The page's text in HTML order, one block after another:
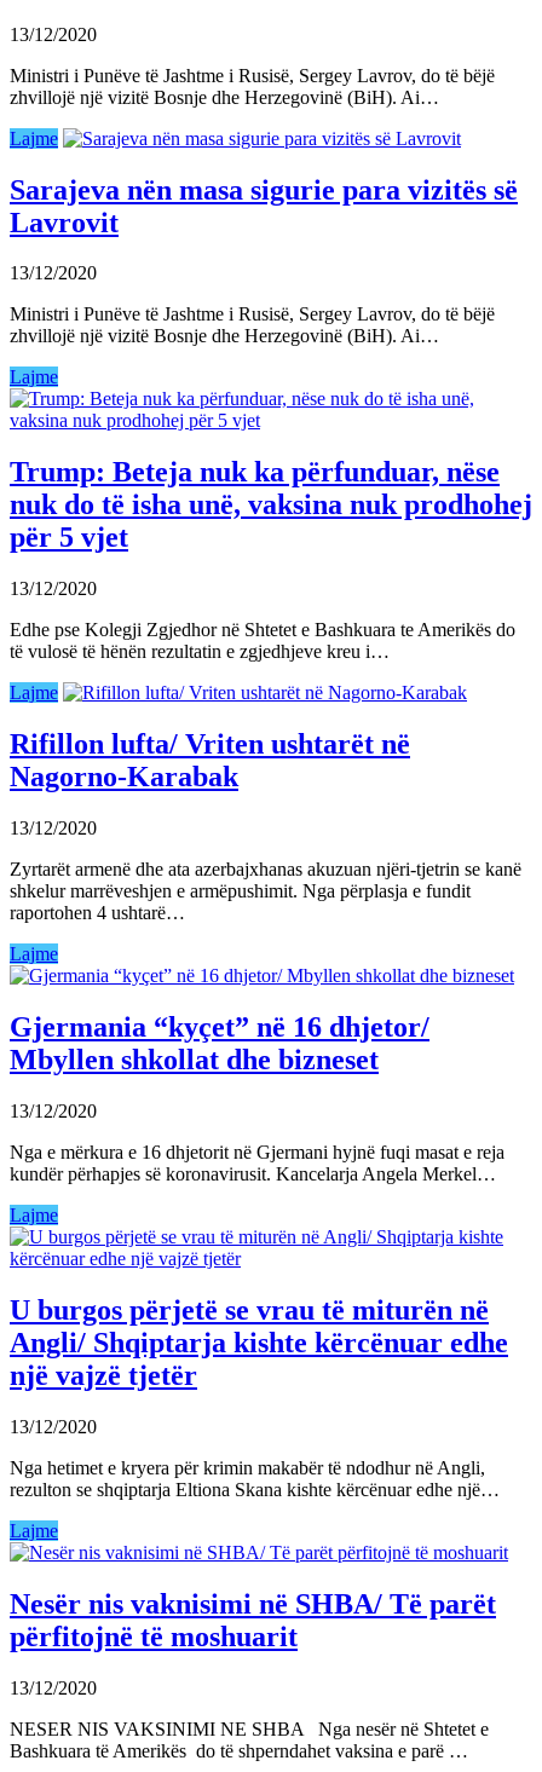
13/12/2020
Ministri i Punëve të Jashtme i Rusisë, Sergey Lavrov, do të bëjë
zhvillojë një vizitë Bosnje dhe Herzegovinë (BiH). Ai…
Lajme
Sarajeva nën masa sigurie para vizitës së
Lavrovit
13/12/2020
Ministri i Punëve të Jashtme i Rusisë, Sergey Lavrov, do të bëjë
zhvillojë një vizitë Bosnje dhe Herzegovinë (BiH). Ai…
Lajme
Trump: Beteja nuk ka përfunduar, nëse
nuk do të isha unë, vaksina nuk prodhohej
për 5 vjet
13/12/2020
Edhe pse Kolegji Zgjedhor në Shtetet e Bashkuara te Amerikës do
të vulosë të hënën rezultatin e zgjedhjeve kreu i…
Lajme
Rifillon lufta/ Vriten ushtarët në
Nagorno-Karabak
13/12/2020
Zyrtarët armenë dhe ata azerbajxhanas akuzuan njëri-tjetrin se kanë
shkelur marrëveshjen e armëpushimit. Nga përplasja e fundit
raportohen 4 ushtarë…
Lajme
Gjermania “kyçet” në 16 dhjetor/
Mbyllen shkollat dhe bizneset
13/12/2020
Nga e mërkura e 16 dhjetorit në Gjermani hyjnë fuqi masat e reja
kundër përhapjes së koronavirusit. Kancelarja Angela Merkel…
Lajme
U burgos përjetë se vrau të miturën në
Angli/ Shqiptarja kishte kërcënuar edhe
një vajzë tjetër
13/12/2020
Nga hetimet e kryera për krimin makabër të ndodhur në Angli,
rezulton se shqiptarja Eltiona Skana kishte kërcënuar edhe një…
Lajme
Nesër nis vaknisimi në SHBA/ Të parët
përfitojnë të moshuarit
13/12/2020
NESER NIS VAKSINIMI NE SHBA Nga nesër në Shtetet e
Bashkuara të Amerikës do të shperndahet vaksina e parë …